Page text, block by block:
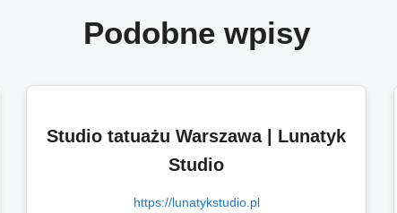
Podobne wpisy
Studio tatuażu Warszawa | Lunatyk
Studio
https://lunatykstudio.pl